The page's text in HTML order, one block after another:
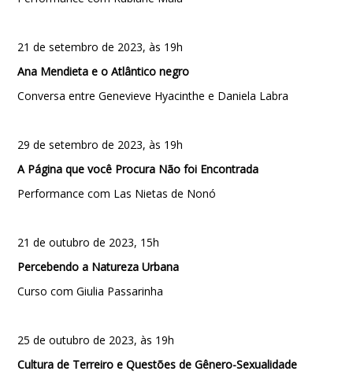
21 de setembro de 2023, às 19h
Ana Mendieta e o Atlântico negro
Conversa entre Genevieve Hyacinthe e Daniela Labra
29 de setembro de 2023, às 19h
A Página que você Procura Não foi Encontrada
Performance com Las Nietas de Nonó
21 de outubro de 2023, 15h
Percebendo a Natureza Urbana
Curso com Giulia Passarinha
25 de outubro de 2023, às 19h
Cultura de Terreiro e Questões de Gênero-Sexualidade